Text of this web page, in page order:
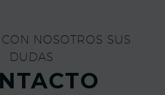
NOSOTROS SUS
DUDAS